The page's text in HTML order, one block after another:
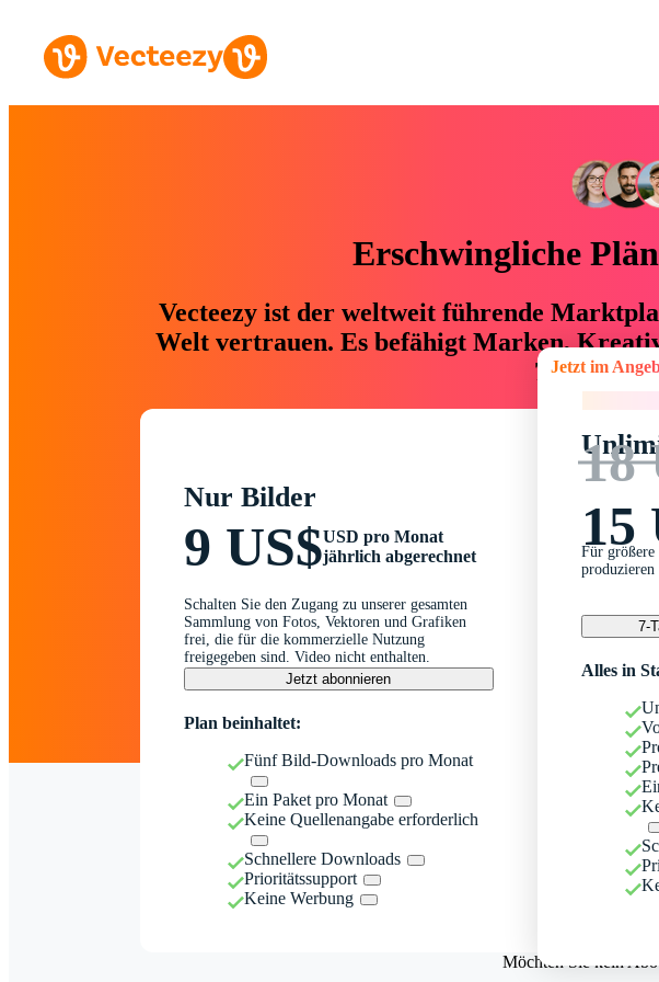
Erschwingliche
Vecteezy ist der weltweit führende
Welt vertrauen. Es befähigt Marken,
76 % an
Nur Bilder
9 US$USD pro Monat
jährlich abgerechnet
Schalten Sie den Zugang zu unserer gesamten
Sammlung von Fotos, Vektoren und Grafiken
frei, die für die kommerzielle Nutzung
freigegeben sind. Video nicht enthalten.
Jetzt abonnieren
Plan beinhaltet:
Fünf Bild-Downloads pro Monat
Ein Paket pro Monat
Keine Quellenangabe erforderlich
Schnellere Downloads
Prioritätssupport
Keine Werbung
Jetzt im Angebot!
18
15
Für
7-
Alles in
Möchten Sie kein